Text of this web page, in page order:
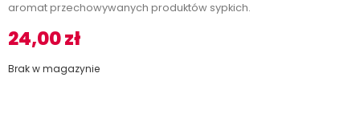
aromat przechowywanych produktów sypkich.
24,00zł
Brak w magazynie